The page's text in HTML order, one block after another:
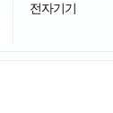
전자기기